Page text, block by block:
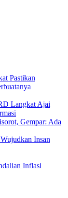
Pastikan
Langkat Ajai
Gempar: Ada
Insan
Inflasi